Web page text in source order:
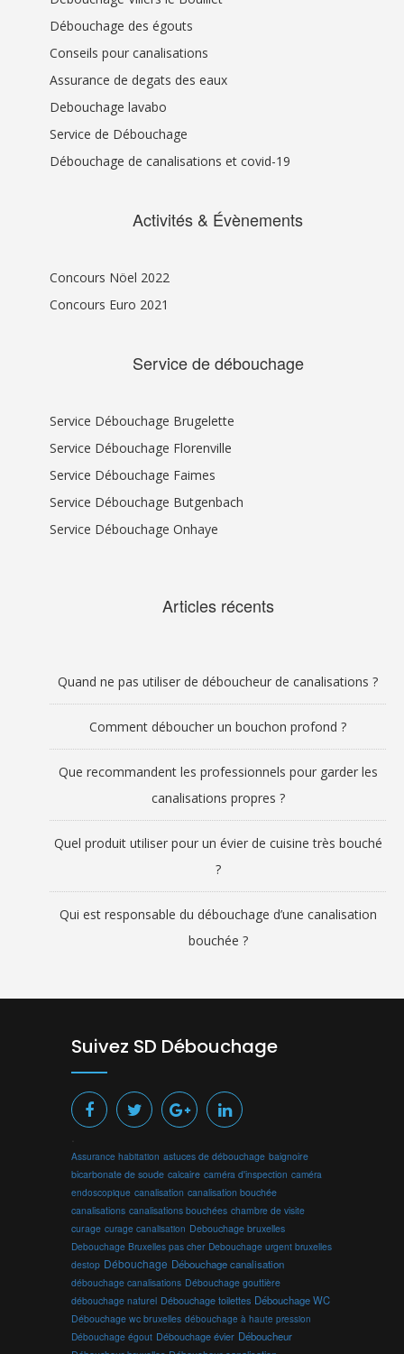
Débouchage des égouts
Conseils pour canalisations
Assurance de degats des eaux
Debouchage lavabo
Service de Débouchage
Débouchage de canalisations et covid-19
Activités & Évènements
Concours Nöel 2022
Concours Euro 2021
Service de débouchage
Service Débouchage Brugelette
Service Débouchage Florenville
Service Débouchage Faimes
Service Débouchage Butgenbach
Service Débouchage Onhaye
Articles récents
Quand ne pas utiliser de déboucheur de canalisations ?
Comment déboucher un bouchon profond ?
Que recommandent les professionnels pour garder les
canalisations propres ?
Quel produit utiliser pour un évier de cuisine très bouché
?
Qui est responsable du débouchage d’une canalisation
bouchée ?
Suivez SD Débouchage
Assurance habitation astuces de débouchage baignoire
bicarbonate de soude calcaire caméra d'inspection caméra
endoscopique canalisation canalisation bouchée
canalisations canalisations bouchées chambre de visite
curage curage canalisation Debouchage bruxelles
Debouchage Bruxelles pas cher Debouchage urgent bruxelles
destop Débouchage Débouchage canalisation
débouchage canalisations Débouchage gouttière
débouchage naturel Débouchage toilettes Débouchage WC
Débouchage wc bruxelles débouchage à haute pression
Débouchage égout Débouchage évier Déboucheur